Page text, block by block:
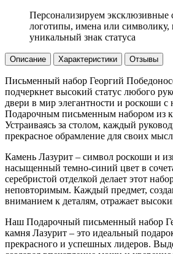
Персонализируем эксклюзивные
логотипы, имена или символику,
уникальный знак статуса
Описание Характеристики Отзывы
Письменный набор Георгий
подчеркнет высокий статус любого
двери в мир элегантности и роскоши
Подарочным письменным набором из
Устраиваясь за столом, каждый
прекрасное обрамление для своих
Камень Лазурит – символ роскоши и
насыщенный темно-синий цвет в
серебристой отделкой делает этот
неповторимым. Каждый предмет,
вниманием к деталям, отражает
Наш Подарочный письменный набор
камня Лазурит – это идеальный
прекрасного и успешных лидеров.